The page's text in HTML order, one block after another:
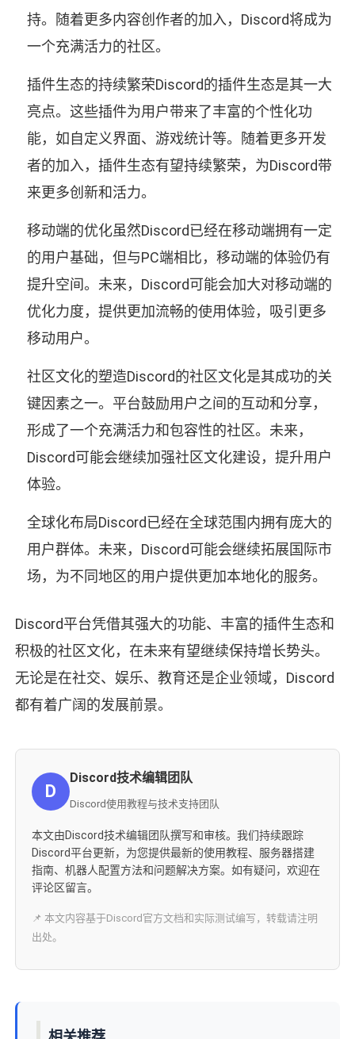
持。随着更多内容创作者的加入，Discord将成为
一个充满活力的社区。
插件生态的持续繁荣Discord的插件生态是其一大
亮点。这些插件为用户带来了丰富的个性化功
能，如自定义界面、游戏统计等。随着更多开发
者的加入，插件生态有望持续繁荣，为Discord带
来更多创新和活力。
移动端的优化虽然Discord已经在移动端拥有一定
的用户基础，但与PC端相比，移动端的体验仍有
提升空间。未来，Discord可能会加大对移动端的
优化力度，提供更加流畅的使用体验，吸引更多
移动用户。
社区文化的塑造Discord的社区文化是其成功的关
键因素之一。平台鼓励用户之间的互动和分享，
形成了一个充满活力和包容性的社区。未来，
Discord可能会继续加强社区文化建设，提升用户
体验。
全球化布局Discord已经在全球范围内拥有庞大的
用户群体。未来，Discord可能会继续拓展国际市
场，为不同地区的用户提供更加本地化的服务。
Discord平台凭借其强大的功能、丰富的插件生态和
积极的社区文化，在未来有望继续保持增长势头。
无论是在社交、娱乐、教育还是企业领域，Discord
都有着广阔的发展前景。
D
Discord技术编辑团队
Discord使用教程与技术支持团队
本文由Discord技术编辑团队撰写和审核。我们持续跟踪
Discord平台更新，为您提供最新的使用教程、服务器搭建
指南、机器人配置方法和问题解决方案。如有疑问，欢迎在
评论区留言。
📌 本文内容基于Discord官方文档和实际测试编写，转载请注明
出处。